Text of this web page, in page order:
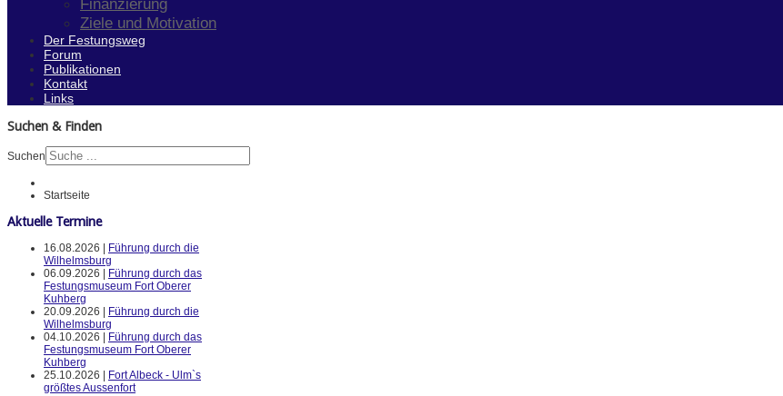
Finanzierung
Ziele und Motivation
Der Festungsweg
Forum
Publikationen
Kontakt
Links
Suchen & Finden
Suchen
Startseite
Aktuelle Termine
16.08.2026 |
Führung durch die
Wilhelmsburg
06.09.2026 |
Führung durch das
Festungsmuseum Fort Oberer
Kuhberg
20.09.2026 |
Führung durch die
Wilhelmsburg
04.10.2026 |
Führung durch das
Festungsmuseum Fort Oberer
Kuhberg
25.10.2026 |
Fort Albeck - Ulm`s
größtes Aussenfort